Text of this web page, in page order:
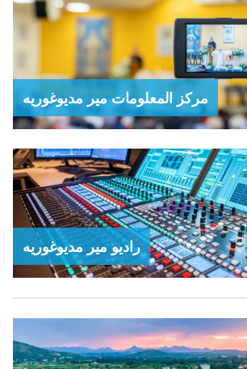
مركز المعلومات مير مديوغوريه
راديو مير مديوغوريه